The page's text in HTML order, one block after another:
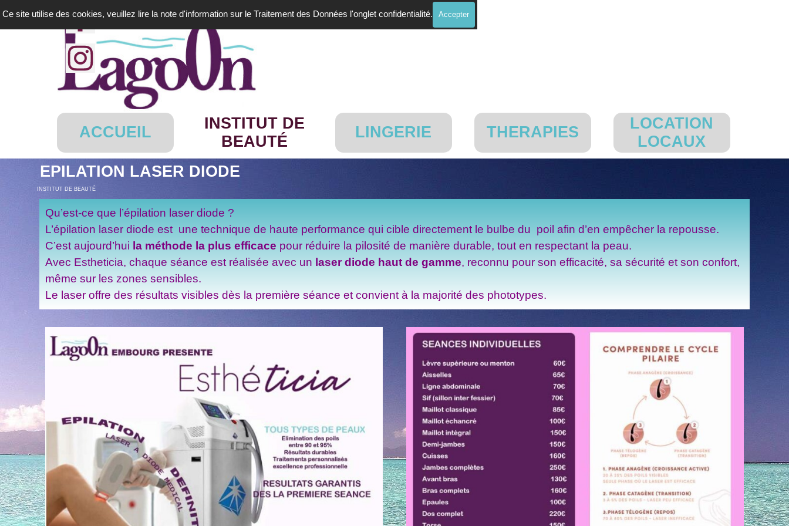
Ce site utilise des cookies, veuillez lire la note d'information sur le Traitement des Données l'onglet confidentialité. Accepter
Sauter le menu
ACCUEIL
INSTITUT DE
BEAUTÉ
▼
LINGERIE ▼
THERAPIES ▼
LOCATION
LOCAUX
EPILATION LASER DIODE
INSTITUT DE BEAUTÉ
Qu’est-ce que l’épilation laser diode ?
L’épilation laser diode est une technique de haute performance qui cible directement le bulbe du poil afin d’en empêcher la repousse.
C’est aujourd’hui la méthode la plus efficace pour réduire la pilosité de manière durable, tout en respectant la peau.
Avec Estheticia, chaque séance est réalisée avec un laser diode haut de gamme, reconnu pour son efficacité, sa sécurité et son confort,
même sur les zones sensibles.
Le laser offre des résultats visibles dès la première séance et convient à la majorité des phototypes.